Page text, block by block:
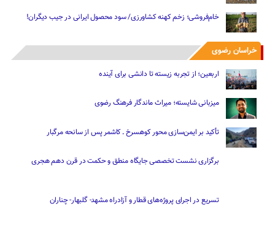
خام‌فروشی؛ زخم کهنه کشاورزی/ سود محصول ایرانی در جیب دیگران!
خراسان رضوی
اربعین؛ از تجربه زیسته تا دانشی برای آینده
میزبانی شایسته؛ میراث ماندگار فرهنگ رضوی
تأکید بر ایمن‌سازی محور کوهسرخ ـ کاشمر پس از سانحه مرگبار
برگزاری نشست تخصصی جایگاه منطق و حکمت در قرن دهم هجری